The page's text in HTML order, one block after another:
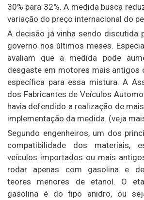
30% para 32%. A medida busca
variação do preço internacional do
A decisão já vinha sendo discutida
governo nos últimos meses.
avaliam que a medida pode
desgaste em motores mais antigos
específica para essa mistura. A
dos Fabricantes de Veículos
havia defendido a realização de
implementação da medida. (veja
Segundo engenheiros, um dos
compatibilidade dos materiais,
veículos importados ou mais
rodar apenas com gasolina e
teores menores de etanol. O
gasolina é do tipo anidro, ou